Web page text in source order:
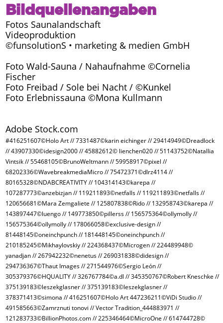
Bildquellenangaben
Fotos Saunalandschaft
Videoproduktion
©funsolutionS • marketing & medien GmbH
Foto Wald-Sauna / Nahaufnahme ©Cornelia
Fischer
Foto Freibad / Sole bei Nacht / ©Kunkel
Foto Erlebnissauna ©Mona Kullmann
Adobe Stock.com
#416251607©Holo Art // 7331487©karin eichinger // 29414949©Dreadlock
// 43907330©idesign2000 // 45882612© lienchen020 // 51143752©Natallia
Vintsik // 55468105©BrunoWeltmann // 59958917©pixel //
68202336©WavebreakmediaMicro // 75472371©dlrz4114 //
80165328©NDABCREATIVITY // 104314143©karepa //
107287773©anzebizjan // 119211893©netfalls // 119211893©netfalls //
120656681©Mara Zemgaliete // 125807838©Rido // 132958743©karepa //
143897447©luengo // 149773850©pillerss // 156575364©ollymolly //
156575364©ollymolly // 178066058©exclusive-design //
81448145©oneinchpunch // 181448145©oneinchpunch //
210185245©Mikhaylovskiy // 224368437©Microgen // 224489948©
yanadjan // 267942232©nenetus // 269031838©didesign //
294736367©Thaut Images // 271544976©Sergio León //
305379376©HQUALITY // 326767784©a.dl // 345350767©Robert Kneschke //
375139183©leszekglasner // 375139183©leszekglasner //
378371413©simona // 416251607©Holo Art 447236211©ViDi Studio //
491585663©Zamrznuti tonovi // Vector Tradition_444883971 //
121283733©BillionPhotos.com // 225346464©MicroOne // 614744728©